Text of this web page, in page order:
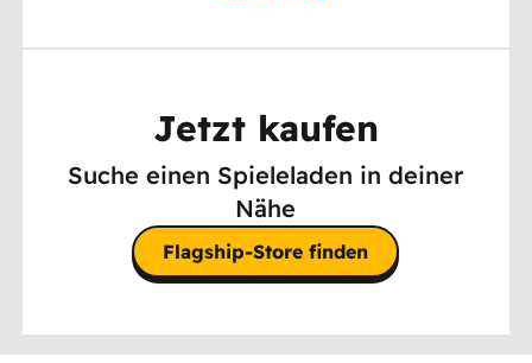
Jetzt kaufen
Suche einen Spieleladen in deiner
Nähe
Flagship-Store finden